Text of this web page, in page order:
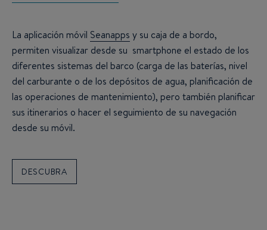
La aplicación móvil Seanapps y su caja de a bordo,
permiten visualizar desde su smartphone el estado de los
diferentes sistemas del barco (carga de las baterías, nivel
del carburante o de los depósitos de agua, planificación de
las operaciones de mantenimiento), pero también planificar
sus itinerarios o hacer el seguimiento de su navegación
desde su móvil.
DESCUBRA